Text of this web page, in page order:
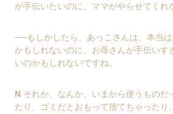
が手伝いたいのに、ママがやらせてくれ
──もしかしたら、あっこさんは、本当
かもしれないのに、お母さんが手伝いす
いのかもしれないですね。
N それか、なんか、いまから使うものだ
たり、ゴミだとおもって捨てちゃったり。